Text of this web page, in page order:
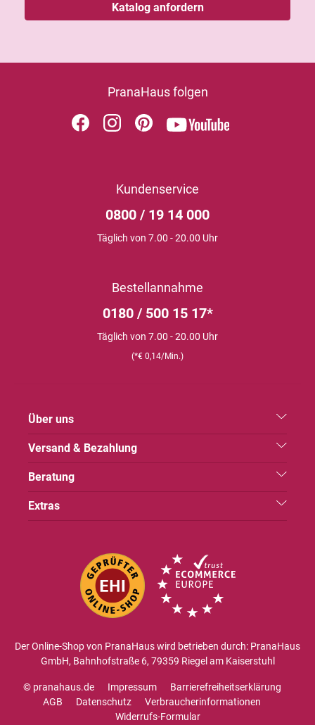
Katalog anfordern
PranaHaus folgen
Kundenservice
0800 / 19 14 000
Täglich von 7.00 - 20.00 Uhr
Bestellannahme
0180 / 500 15 17*
Täglich von 7.00 - 20.00 Uhr
(*€ 0,14/Min.)
Über uns
Versand & Bezahlung
Beratung
Extras
Der Online-Shop von PranaHaus wird betrieben durch: PranaHaus
GmbH, Bahnhofstraße 6, 79359 Riegel am Kaiserstuhl
© pranahaus.de Impressum
Barrierefreiheitserklärung
AGB
Datenschutz
Verbraucherinformationen
Widerrufs-Formular